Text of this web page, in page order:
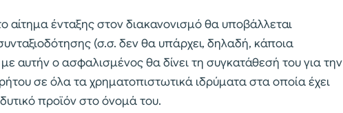
αίτημα ένταξης στον διακανονισμό θα υποβάλλεται
(σ.σ. δεν θα υπάρχει, δηλαδή, κάποια
αυτήν ο ασφαλισμένος θα δίνει τη συγκατάθεσή του για την
σε όλα τα χρηματοπιστωτικά ιδρύματα στα οποία έχει
προϊόν στο όνομά του.